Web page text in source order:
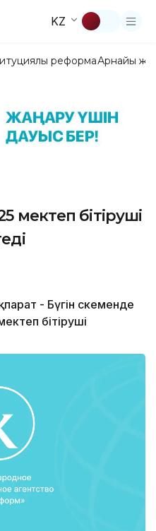
KZ
реформаАрнайы
мектеп бітіруші
- Бүгін Өскеменде
бітіруші